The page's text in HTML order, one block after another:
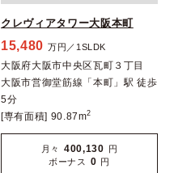
クレヴィアタワー大阪本町
15,480 万円／1SLDK
大阪府大阪市中央区瓦町３丁目
大阪市営御堂筋線「本町」駅 徒歩
5分
[専有面積] 90.87m2
月々 400,130 円
ボーナス
0 円